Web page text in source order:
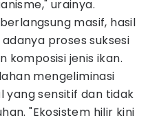
urainya.
masif, hasil
proses suksesi
komposisi jenis ikan.
mengeliminasi
yang sensitif dan tidak
"Ekosistem hilir kini